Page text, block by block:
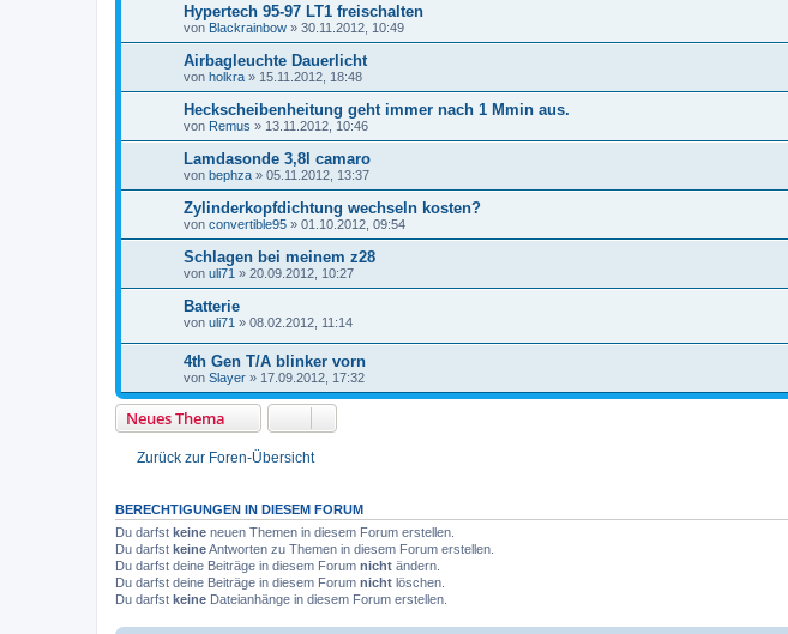
Hypertech 95-97 LT1 freischalten
von Blackrainbow » 30.11.2012, 10:49
Airbagleuchte Dauerlicht
von holkra » 15.11.2012, 18:48
Heckscheibenheitung geht immer nach 1 Mmin aus.
von Remus » 13.11.2012, 10:46
Lamdasonde 3,8l camaro
von bephza » 05.11.2012, 13:37
Zylinderkopfdichtung wechseln kosten?
von convertible95 » 01.10.2012, 09:54
Schlagen bei meinem z28
von uli71 » 20.09.2012, 10:27
Batterie
von uli71 » 08.02.2012, 11:14
4th Gen T/A blinker vorn
von Slayer » 17.09.2012, 17:32
Neues Thema
Zurück zur Foren-Übersicht
BERECHTIGUNGEN IN DIESEM FORUM
Du darfst keine neuen Themen in diesem Forum erstellen.
Du darfst keineAntworten zu Themen in diesem Forum erstellen.
Du darfst deine Beiträge in diesem Forum nicht ändern.
Du darfst deine Beiträge in diesem Forum nicht löschen.
Du darfst keine Dateianhänge in diesem Forum erstellen.